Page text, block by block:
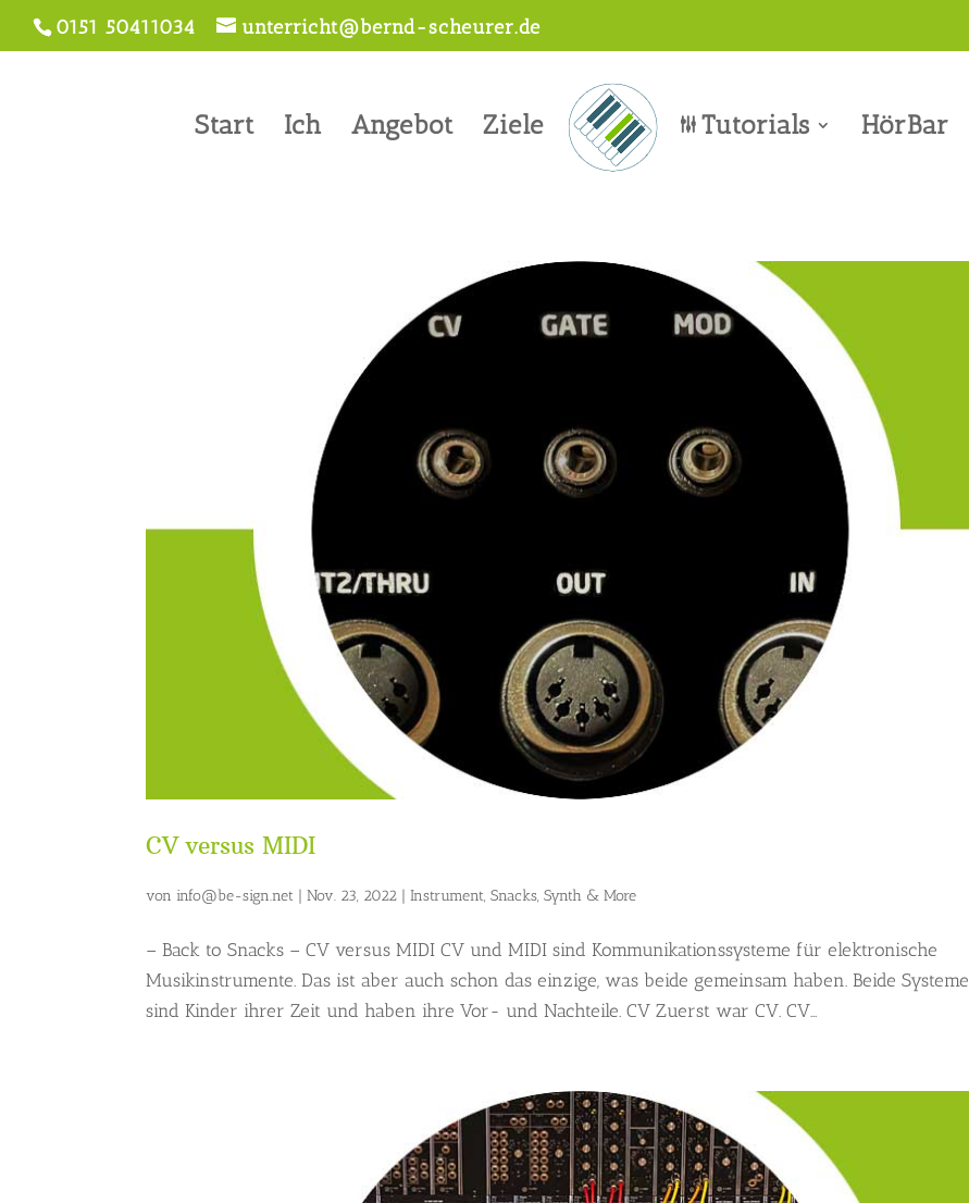
0151 50411034 unterricht@bernd-scheurer.de
Start Ich Angebot Ziele Tutorials HörBar
CV versus MIDI
von info@be-sign.net |Nov. 23, 2022 |Instrument,Snacks,Synth & More
– Back to Snacks – CV versus MIDI CV und MIDI sind Kommunikationssysteme für elektronische
Musikinstrumente. Das ist aber auch schon das einzige, was beide gemeinsam haben. Beide Systeme
sind Kinder ihrer Zeit und haben ihre Vor- und Nachteile. CV Zuerst war CV. CV...